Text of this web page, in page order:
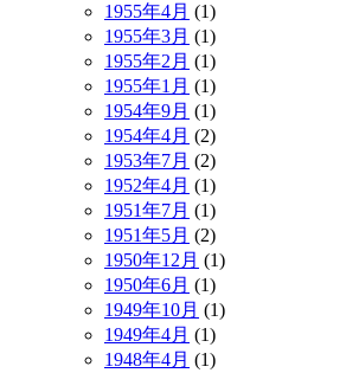
1955年4月 (1)
1955年3月 (1)
1955年2月 (1)
1955年1月 (1)
1954年9月 (1)
1954年4月 (2)
1953年7月 (2)
1952年4月 (1)
1951年7月 (1)
1951年5月 (2)
1950年12月 (1)
1950年6月 (1)
1949年10月 (1)
1949年4月 (1)
1948年4月 (1)